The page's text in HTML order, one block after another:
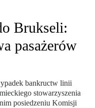
Brukseli:
pasażerów
bankructw linii
stowarzyszenia
posiedzeniu Komisji